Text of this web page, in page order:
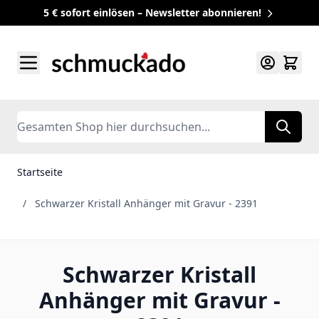
5 € sofort einlösen – Newsletter abonnieren!
Search
Startseite
/ Schwarzer Kristall Anhänger mit Gravur - 2391
Schwarzer Kristall
Anhänger mit Gravur -